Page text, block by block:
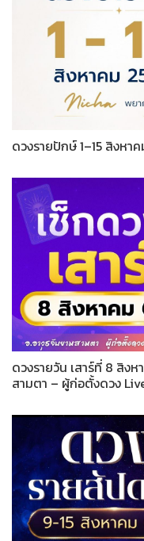
ดวงรายปักษ์ 1–15 สิงห
ดวงรายวัน เสาร์ที่ 8 สิง
สามตา – ผู้ก่อตั้งดวง